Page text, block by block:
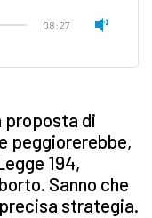
08:27
proposta di
peggiorerebbe,
194,
Sanno che
strategia.